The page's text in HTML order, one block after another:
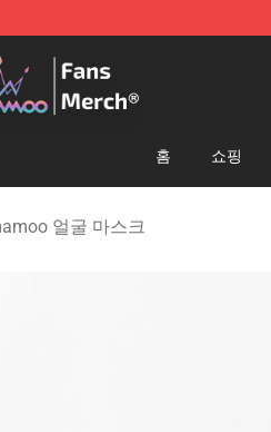
Merchandise Shop
홈 쇼핑
얼굴 마스크